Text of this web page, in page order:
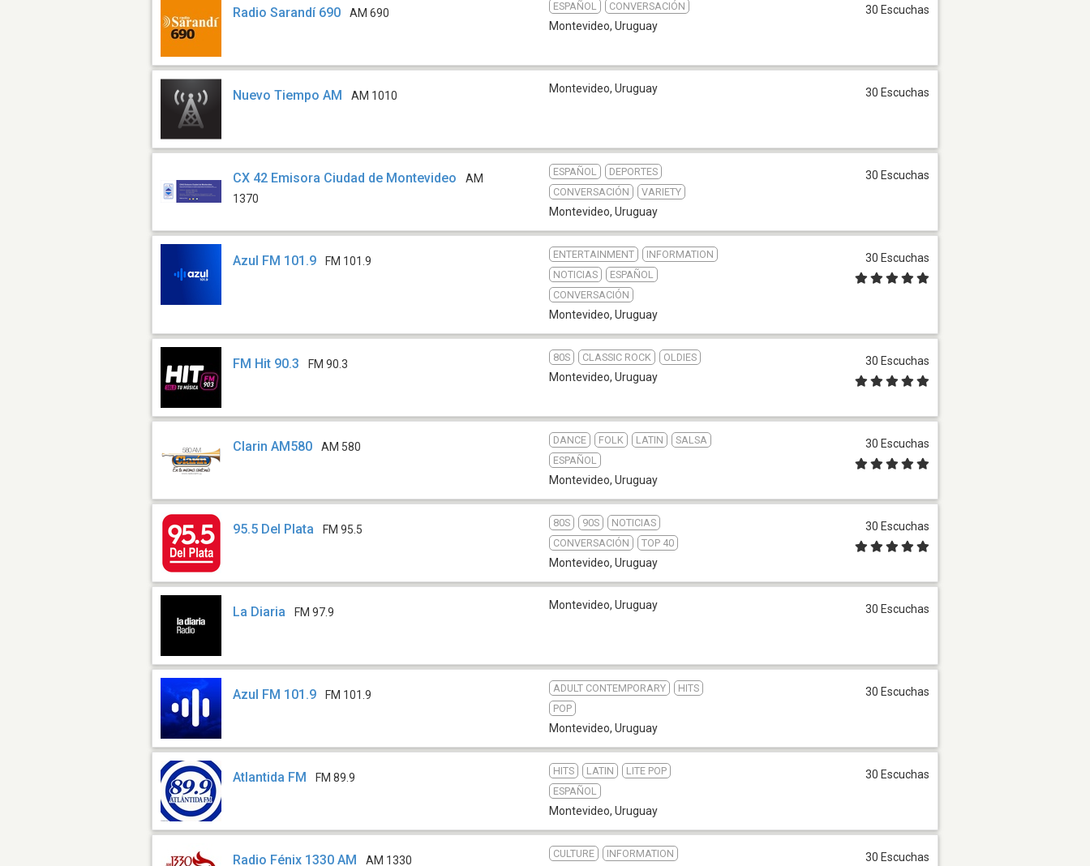
Radio Sarandí 690 AM 690
ESPAÑOL CONVERSACIÓN
Montevideo, Uruguay
30 Escuchas
Nuevo Tiempo AM AM 1010
Montevideo, Uruguay 30 Escuchas
CX 42 Emisora Ciudad de Montevideo
AM
1370
ESPAÑOL
DEPORTES
CONVERSACIÓN
VARIETY
Montevideo, Uruguay
30 Escuchas
Azul FM 101.9 FM 101.9
ENTERTAINMENT
INFORMATION
NOTICIAS
ESPAÑOL
CONVERSACIÓN
Montevideo, Uruguay
30 Escuchas
FM Hit 90.3 FM 90.3
80S CLASSIC ROCK OLDIES
Montevideo, Uruguay
30 Escuchas
Clarin AM580 AM 580
DANCE FOLK LATIN
SALSA
ESPAÑOL
Montevideo, Uruguay
30 Escuchas
95.5 Del Plata FM 95.5
80S 90S
NOTICIAS
CONVERSACIÓN
TOP 40
Montevideo, Uruguay
30 Escuchas
La Diaria FM 97.9
Montevideo, Uruguay 30 Escuchas
Azul FM 101.9 FM 101.9
ADULT CONTEMPORARY
HITS
POP
Montevideo, Uruguay
30 Escuchas
Atlantida FM FM 89.9
HITS LATIN
LITE POP
ESPAÑOL
Montevideo, Uruguay
30 Escuchas
Radio Fénix 1330 AM AM 1330
CULTURE INFORMATION 30 Escuchas